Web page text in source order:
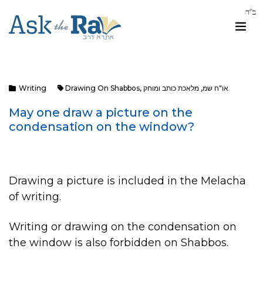
Writing Drawing On Shabbos, או"ח שמ, מלאכת כותב ומוחק
May one draw a picture on the
condensation on the window?
Drawing a picture is included in the Melacha
of writing.
Writing or drawing on the condensation on
the window is also forbidden on Shabbos.